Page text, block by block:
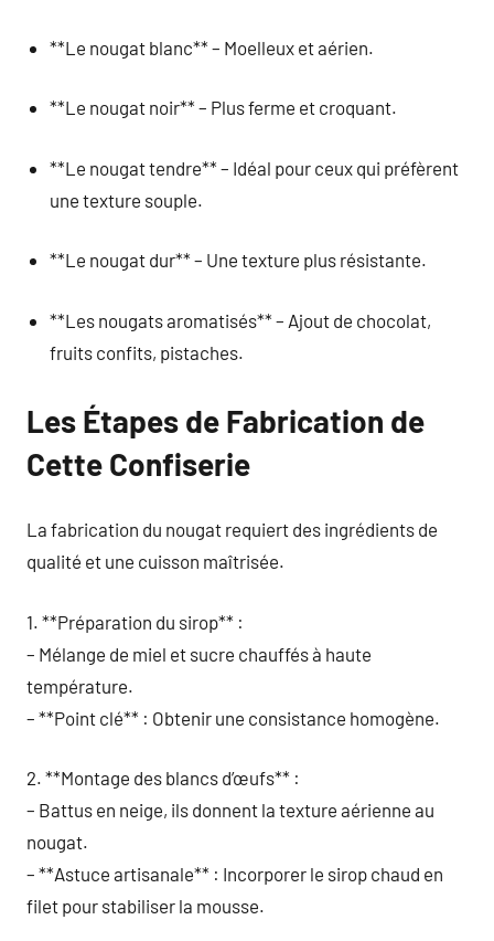
**Le nougat blanc** – Moelleux et aérien.
**Le nougat noir** – Plus ferme et croquant.
**Le nougat tendre** – Idéal pour ceux qui préfèrent
une texture souple.
**Le nougat dur** – Une texture plus résistante.
**Les nougats aromatisés** – Ajout de chocolat,
fruits confits, pistaches.
Les Étapes de Fabrication de
Cette Confiserie
La fabrication du nougat requiert des ingrédients de
qualité et une cuisson maîtrisée.
1. **Préparation du sirop** :
– Mélange de miel et sucre chauffés à haute
température.
– **Point clé** : Obtenir une consistance homogène.
2. **Montage des blancs d’œufs** :
– Battus en neige, ils donnent la texture aérienne au
nougat.
– **Astuce artisanale** : Incorporer le sirop chaud en
filet pour stabiliser la mousse.